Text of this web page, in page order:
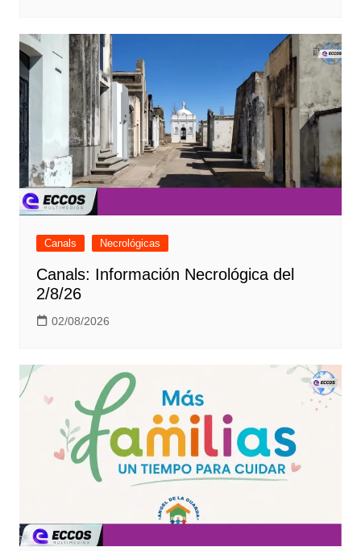
Canals Necrológicas
Canals: Información Necrológica del
2/8/26
02/08/2026